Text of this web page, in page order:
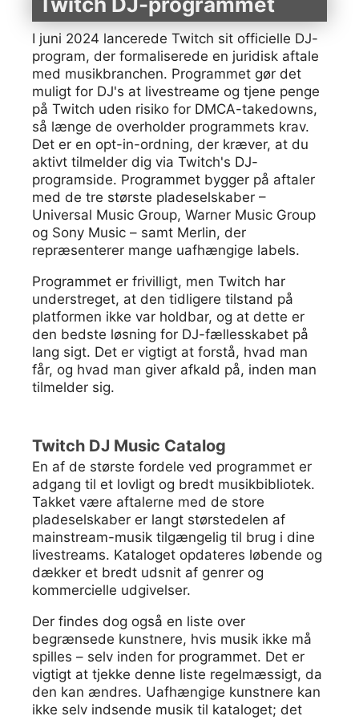
I juni 2024 lancerede Twitch sit officielle DJ-
program, der formaliserede en juridisk aftale
med musikbranchen. Programmet gør det
muligt for DJ's at livestreame og tjene penge
på Twitch uden risiko for DMCA-takedowns,
så længe de overholder programmets krav.
Det er en opt-in-ordning, der kræver, at du
aktivt tilmelder dig via Twitch's DJ-
programside. Programmet bygger på aftaler
med de tre største pladeselskaber –
Universal Music Group, Warner Music Group
og Sony Music – samt Merlin, der
repræsenterer mange uafhængige labels.
Programmet er frivilligt, men Twitch har
understreget, at den tidligere tilstand på
platformen ikke var holdbar, og at dette er
den bedste løsning for DJ-fællesskabet på
lang sigt. Det er vigtigt at forstå, hvad man
får, og hvad man giver afkald på, inden man
tilmelder sig.
Twitch DJ Music Catalog
En af de største fordele ved programmet er
adgang til et lovligt og bredt musikbibliotek.
Takket være aftalerne med de store
pladeselskaber er langt størstedelen af
mainstream-musik tilgængelig til brug i dine
livestreams. Kataloget opdateres løbende og
dækker et bredt udsnit af genrer og
kommercielle udgivelser.
Der findes dog også en liste over
begrænsede kunstnere, hvis musik ikke må
spilles – selv inden for programmet. Det er
vigtigt at tjekke denne liste regelmæssigt, da
den kan ændres. Uafhængige kunstnere kan
ikke selv indsende musik til kataloget; det